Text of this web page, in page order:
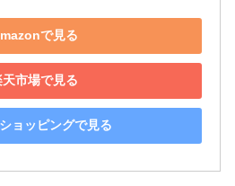
で見る
天市場で見る
ョッピングで見る